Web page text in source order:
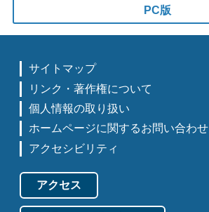
PC版
サイトマップ
リンク・著作権について
個人情報の取り扱い
ホームページに関するお問い合わせ
アクセシビリティ
アクセス